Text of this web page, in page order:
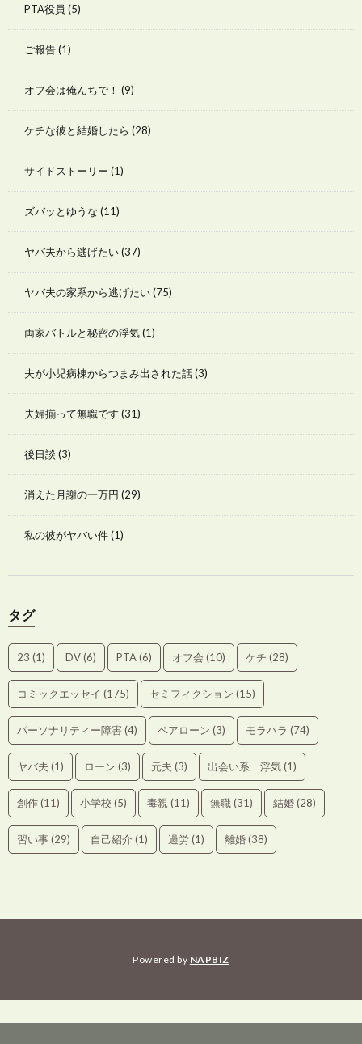
PTA役員 (5)
ご報告(1)
オフ会は俺んちで！ (9)
ケチな彼と結婚したら (28)
サイドストーリー (1)
ズバッとゆうな (11)
ヤバ夫から逃げたい(37)
ヤバ夫の家系から逃げたい(75)
両家バトルと秘密の浮気(1)
夫が小児病棟からつまみ出された話(3)
夫婦揃って無職です (31)
後日談 (3)
消えた月謝の一万円 (29)
私の彼がヤバい件(1)
タグ
23 (1) DV(6) PTA(6) オフ会 (10) ケチ (28)
コミックエッセイ (175) セミフィクション (15)
パーソナリティー障害(4) ペアローン (3) モラハラ (74)
ヤバ夫 (1) ローン (3) 元夫 (3) 出会い系 浮気(1)
創作(11) 小学校 (5) 毒親 (11) 無職(31) 結婚(28)
習い事(29) 自己紹介 (1) 過労(1) 離婚(38)
Powered by NAPBIZ